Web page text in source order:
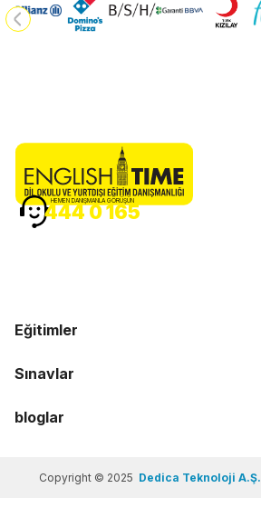
Eğitimler
Sınavlar
bloglar
HEMEN DANIŞMANLA GÖRÜŞÜN
444 0 165
Copyright © 2025 Dedica Teknoloji A.Ş.